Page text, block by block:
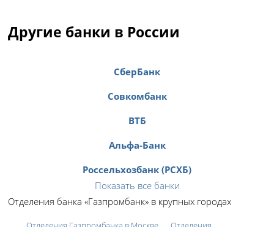
Другие банки в России
СберБанк
Совкомбанк
ВТБ
Альфа-Банк
Россельхозбанк (РСХБ)
Показать все банки
Отделения банка «Газпромбанк» в крупных городах